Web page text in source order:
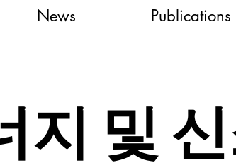
News Publications
지 및